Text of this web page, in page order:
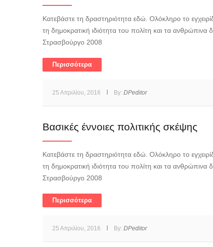
Κατεβάστε τη δραστηριότητα εδώ. Ολόκληρο το
τη δημοκρατική ιδιότητα του πολίτη και τα
Στρασβούργο 2008
Περισσότερα
25 Απριλίου, 2016 By: DPeditor
Βασικές έννοιες πολιτικής σκέψης
Κατεβάστε τη δραστηριότητα εδώ. Ολόκληρο το
τη δημοκρατική ιδιότητα του πολίτη και τα
Στρασβούργο 2008
Περισσότερα
25 Απριλίου, 2016 By: DPeditor